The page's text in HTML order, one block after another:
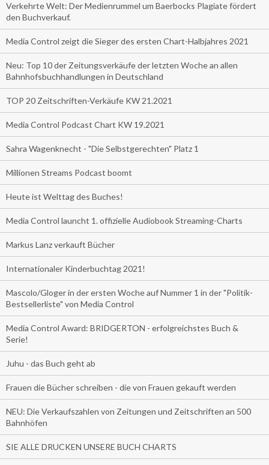
Verkehrte Welt: Der Medienrummel um Baerbocks Plagiate fördert
den Buchverkauf.
Media Control zeigt die Sieger des ersten Chart-Halbjahres 2021
Neu: Top 10 der Zeitungsverkäufe der letzten Woche an allen
Bahnhofsbuchhandlungen in Deutschland
TOP 20 Zeitschriften-Verkäufe KW 21.2021
Media Control Podcast Chart KW 19.2021
Sahra Wagenknecht - "Die Selbstgerechten" Platz 1
Millionen Streams Podcast boomt
Heute ist Welttag des Buches!
Media Control launcht 1. offizielle Audiobook Streaming-Charts
Markus Lanz verkauft Bücher
Internationaler Kinderbuchtag 2021!
Mascolo/Gloger in der ersten Woche auf Nummer 1 in der "Politik-
Bestsellerliste" von Media Control
Media Control Award: BRIDGERTON - erfolgreichstes Buch &
Serie!
Juhu - das Buch geht ab
Frauen die Bücher schreiben - die von Frauen gekauft werden
NEU: Die Verkaufszahlen von Zeitungen und Zeitschriften an 500
Bahnhöfen
SIE ALLE DRUCKEN UNSERE BUCH CHARTS